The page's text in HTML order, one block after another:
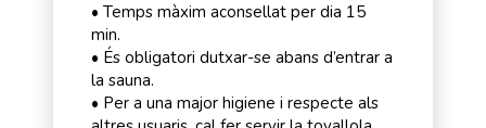
• Temps màxim aconsellat per dia 15
min.
• És obligatori dutxar-se abans d’entrar a
la sauna.
• Per a una major higiene i respecte als